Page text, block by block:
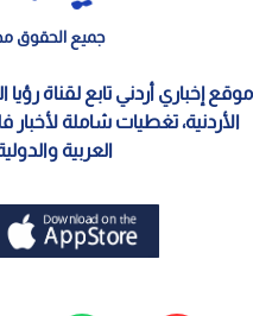
جميع الحقوق
موقع إخباري أردني تابع لقناة رؤيا
الأردنية، تغطيات شاملة
العربية